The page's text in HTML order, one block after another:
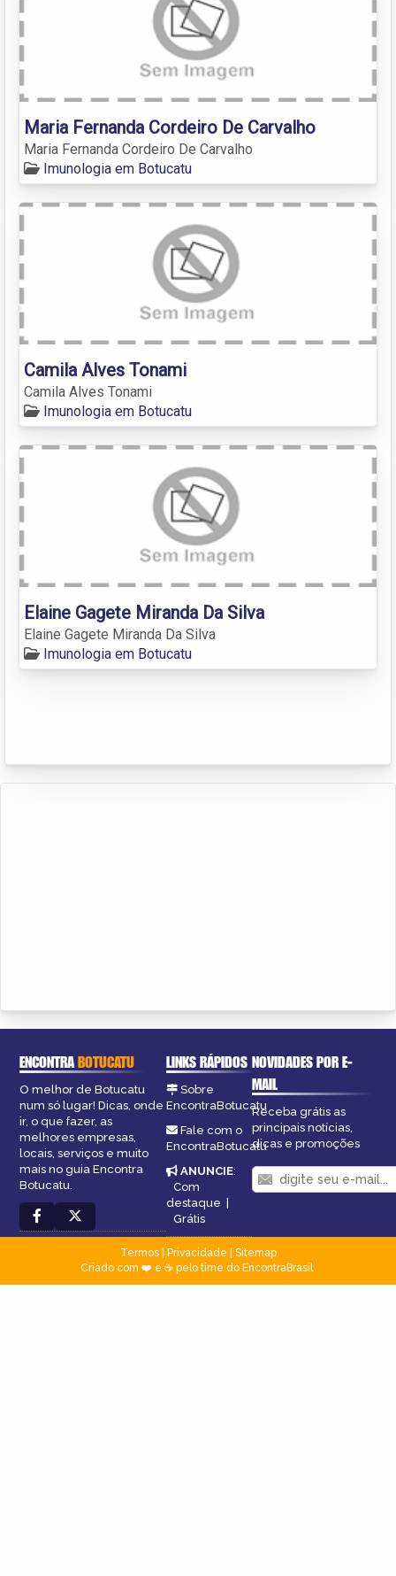
Maria Fernanda Cordeiro De Carvalho
Maria Fernanda Cordeiro De Carvalho
Imunologia em Botucatu
Camila Alves Tonami
Camila Alves Tonami
Imunologia em Botucatu
Elaine Gagete Miranda Da Silva
Elaine Gagete Miranda Da Silva
Imunologia em Botucatu
ENCONTRABOTUCATU
O melhor de Botucatu
num só lugar! Dicas, onde
ir, o que fazer, as
melhores empresas,
locais, serviços e muito
mais no guia Encontra
Botucatu.
LINKS RÁPIDOS
Sobre
EncontraBotucatu
Fale com o
EncontraBotucatu
ANUNCIE:
Com
destaque |
Grátis
NOVIDADES POR E-
MAIL
Receba grátis as
principais notícias,
dicas e promoções
Termos| Privacidade
Sitemap
Criado com ❤️ e ☕ pelo time do EncontraBrasil